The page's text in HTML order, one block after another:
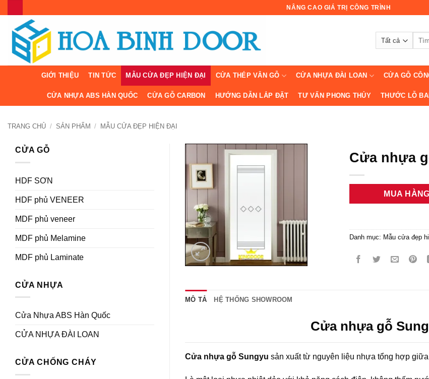
dung
NÂNG CAO GIÁ TRỊ CÔNG TRÌNH
GIỚI THIỆU TIN TỨC MẪU CỬA ĐẸP HIỆN ĐẠI CỬA THÉP VÂN GỖ CỬA NHỰA ĐÀI LOAN CỬA GỖ
CỬA NHỰA ABS HÀN QUỐC CỬA GỖ CARBON HƯỚNG DẪN LẮP ĐẶT TƯ VẤN PHONG THỦY THƯỚC LỖ
TRANG CHỦ / SẢN PHẨM / MẪU CỬA ĐẸP HIỆN ĐẠI
CỬA GỖ
HDF SƠN
HDF phủ VENEER
MDF phủ veneer
MDF phủ Melamine
MDF phủ Laminate
CỬA NHỰA
Cửa Nhựa ABS Hàn Quốc
CỬA NHỰA ĐÀI LOAN
CỬA CHỐNG CHÁY
Cửa nhựa
MUA
Danh mục: Mẫu cửa đẹp
MÔ TẢ HỆ THỐNG SHOWROOM
Cửa nhựa gỗ
Cửa nhựa gỗ Sungyu sản xuất từ nguyên liệu nhựa tổng hợp